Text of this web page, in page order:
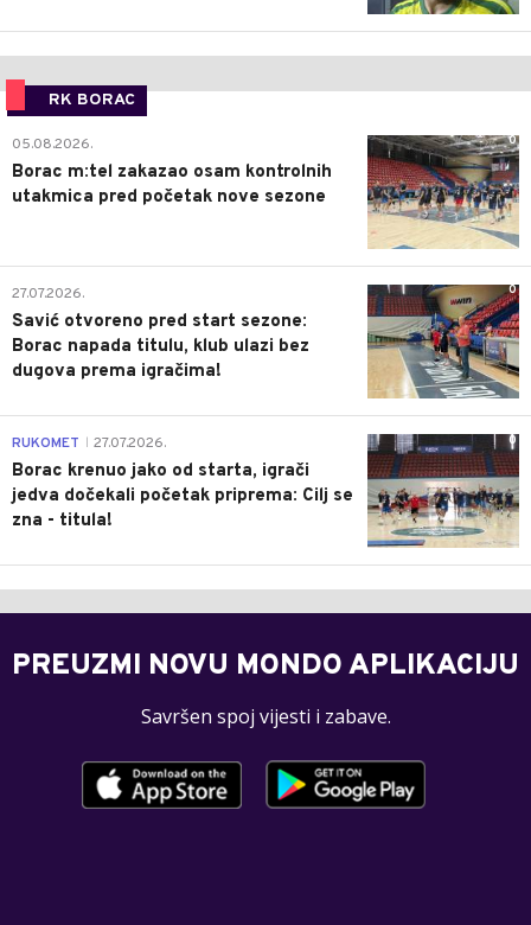
RK BORAC
0
05.08.2026.
Borac m:tel zakazao osam kontrolnih
utakmica pred početak nove sezone
0
27.07.2026.
Savić otvoreno pred start sezone:
Borac napada titulu, klub ulazi bez
dugova prema igračima!
0
RUKOMET 27.07.2026.
Borac krenuo jako od starta, igrači
jedva dočekali početak priprema: Cilj se
zna - titula!
PREUZMI NOVU MONDO APLIKACIJU
Savršen spoj vijesti i zabave.